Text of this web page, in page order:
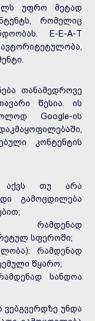
უფრო მეტად
რომელიც
E-E-A-T
თანამედროვე
წესია. ის
Google-ის
კონტენტის
აქვს თუ არა
გამოცდილება
რამდენად
სფეროში;
რამდენად
წყარო;
სანდოა
ვებგვერდზე უნდა